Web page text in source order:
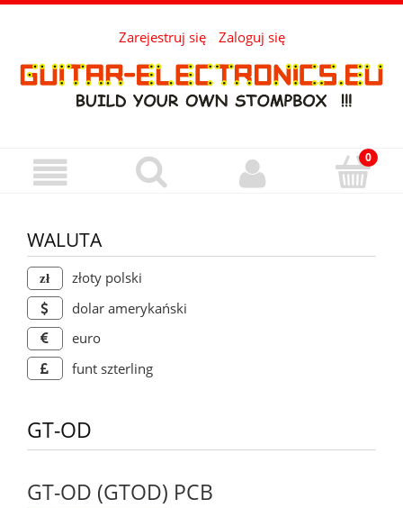
Zarejestruj się Zaloguj się
WALUTA
złoty polski
dolar amerykański
euro
funt szterling
GT-OD
GT-OD (GTOD) PCB